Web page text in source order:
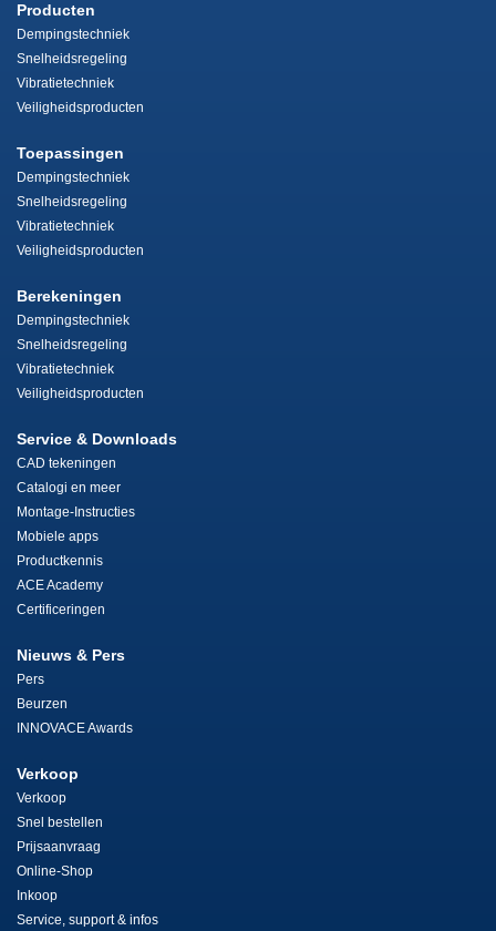
Producten
Dempingstechniek
Snelheidsregeling
Vibratietechniek
Veiligheidsproducten
Toepassingen
Dempingstechniek
Snelheidsregeling
Vibratietechniek
Veiligheidsproducten
Berekeningen
Dempingstechniek
Snelheidsregeling
Vibratietechniek
Veiligheidsproducten
Service & Downloads
CAD tekeningen
Catalogi en meer
Montage-Instructies
Mobiele apps
Productkennis
ACE Academy
Certificeringen
Nieuws & Pers
Pers
Beurzen
INNOVACE Awards
Verkoop
Verkoop
Snel bestellen
Prijsaanvraag
Online-Shop
Inkoop
Service, support & infos